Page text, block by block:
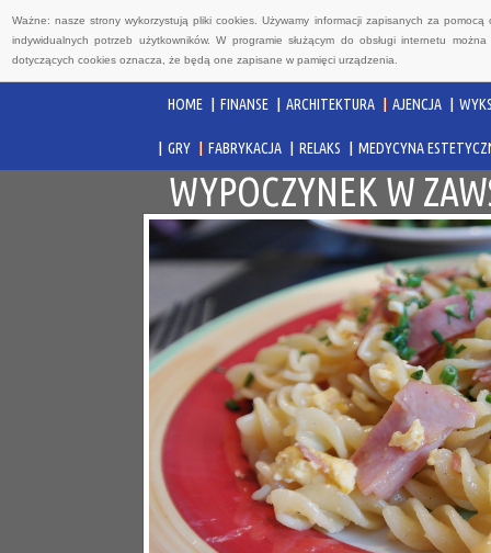
Ważne: nasze strony wykorzystują pliki cookies. Używamy informacji zapisanych za
indywidualnych potrzeb użytkowników. W programie służącym do obsługi internetu
dotyczących cookies oznacza, że będą one zapisane w pamięci urządzenia.
HOME FINANSE ARCHITEKTURA AJENCJA
GRY FABRYKACJA RELAKS MEDYCYNA
WYPOCZYNEK W